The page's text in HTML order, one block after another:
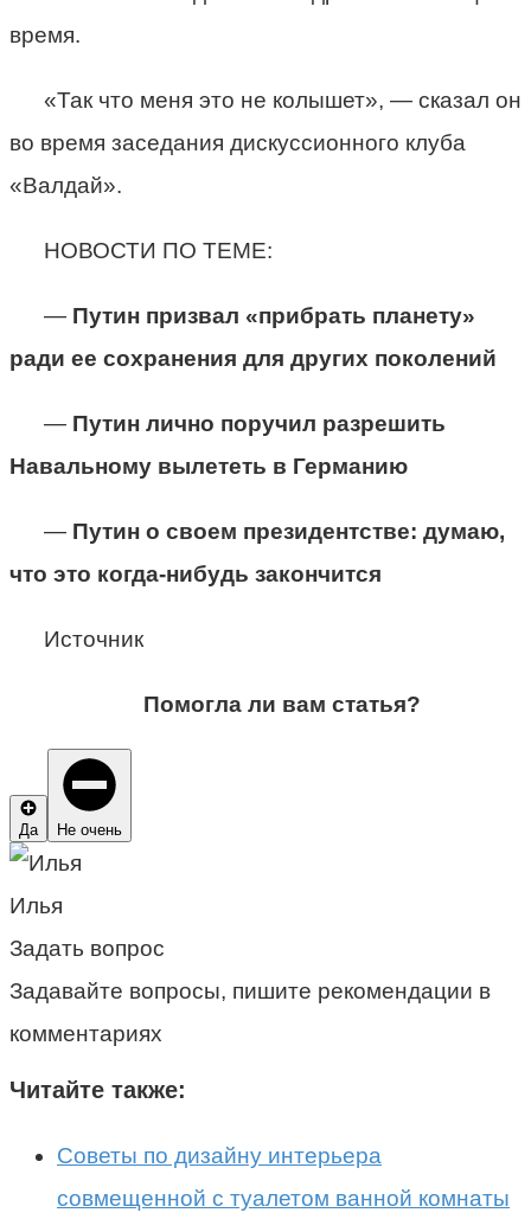
время.
«Так что меня это не колышет», — сказал он
во время заседания дискуссионного клуба
«Валдай».
НОВОСТИ ПО ТЕМЕ:
— Путин призвал «прибрать планету»
ради ее сохранения для других поколений
— Путин лично поручил разрешить
Навальному вылететь в Германию
— Путин о своем президентстве: думаю,
что это когда-нибудь закончится
Источник
Помогла ли вам статья?
Да Не очень
Илья
Задать вопрос
Задавайте вопросы, пишите рекомендации в
комментариях
Читайте также:
Советы по дизайну интерьера
совмещенной с туалетом ванной комнаты